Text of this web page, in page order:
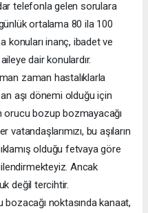
telefonla gelen sorulara
ortalama 80 ila 100
konuları inanç, ibadet ve
dair konulardır.
zaman hastalıklarla
aşı dönemi olduğu için
orucu bozup bozmayacağı
bu aşıların
olduğu fetvaya göre
Ancak
değil tercihtir.
bozacağı noktasında kanaat,